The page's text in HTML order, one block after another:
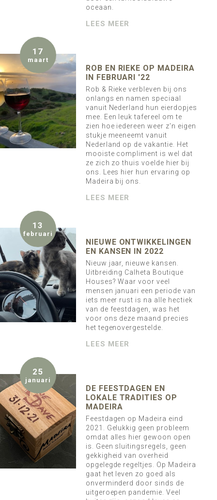
oceaan.
LEES MEER
17
maart
ROB EN RIEKE OP MADEIRA
IN FEBRUARI '22
Rob & Rieke verbleven bij ons
onlangs en namen speciaal
vanuit Nederland hun eierdopjes
mee. Een leuk tafereel om te
zien hoe iedereen weer z'n eigen
stukje meeneemt vanuit
Nederland op de vakantie. Het
mooiste compliment is wel dat
ze zich zo thuis voelde hier bij
ons. Lees hier hun ervaring op
Madeira bij ons.
LEES MEER
13
februari
NIEUWE ONTWIKKELINGEN
EN KANSEN IN 2022
Nieuw jaar, nieuwe kansen.
Uitbreiding Calheta Boutique
Houses? Waar voor veel
mensen januari een periode van
iets meer rust is na alle hectiek
van de feestdagen, was het
voor ons deze maand precies
het tegenovergestelde.
LEES MEER
25
januari
DE FEESTDAGEN EN
LOKALE TRADITIES OP
MADEIRA
Feestdagen op Madeira eind
2021. Gelukkig geen probleem
omdat alles hier gewoon open
is. Geen sluitingsregels, geen
gekkigheid van overheid
opgelegde regeltjes. Op Madeira
gaat het leven zo goed als
onverminderd door sinds de
uitgeroepen pandemie. Veel